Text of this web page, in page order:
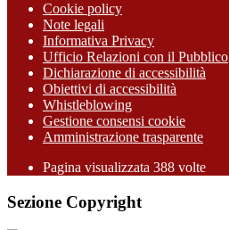
Cookie policy
Note legali
Informativa Privacy
Ufficio Relazioni con il Pubblico
Dichiarazione di accessibilità
Obiettivi di accessibilità
Whistleblowing
Gestione consensi cookie
Amministrazione trasparente
Pagina visualizzata 388 volte
Sezione Copyright